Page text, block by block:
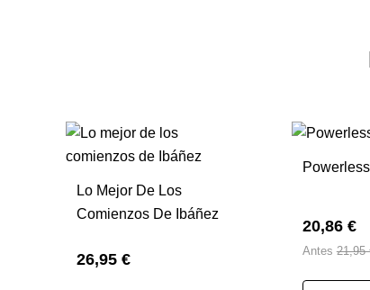
Lo Mejor De Los
Comienzos De Ibáñez
26,95 €
Powerless
20,86 €
Antes 21,95